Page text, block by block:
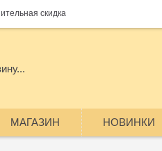
скидка
МАГАЗИН НОВИНКИ